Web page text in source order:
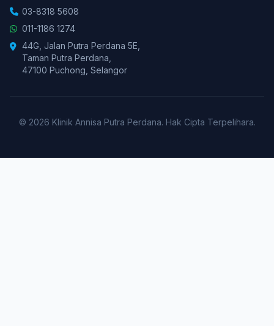
03-8318 5608
011-1186 1274
44G, Jalan Putra Perdana 5E,
Taman Putra Perdana,
47100 Puchong, Selangor
© 2026 Klinik Annisa Putra Perdana. Hak Cipta Terpelihara.